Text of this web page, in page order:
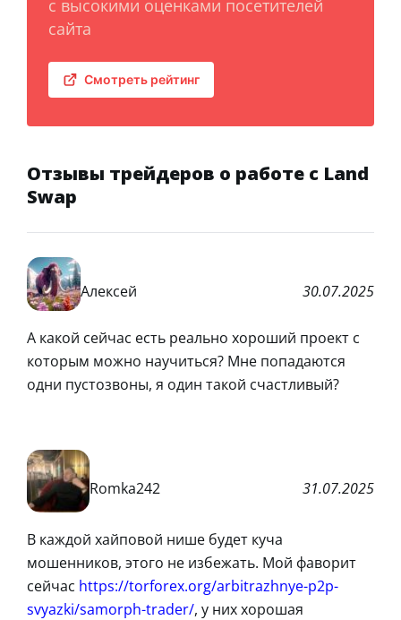
с высокими оценками посетителей
сайта
Смотреть рейтинг
Отзывы трейдеров о работе с Land
Swap
Алексей 30.07.2025
А какой сейчас есть реально хороший проект с
которым можно научиться? Мне попадаются
одни пустозвоны, я один такой счастливый?
Romka242 31.07.2025
В каждой хайповой нише будет куча
мошенников, этого не избежать. Мой фаворит
сейчас https://torforex.org/arbitrazhnye-p2p-
svyazki/samorph-trader/, у них хорошая